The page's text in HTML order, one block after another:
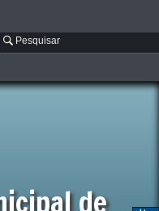
Pesquisar
de